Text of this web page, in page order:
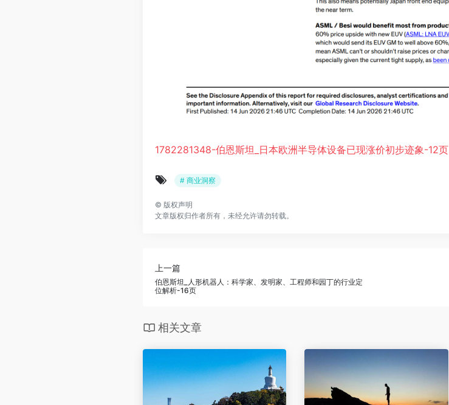
1782281348-伯恩斯坦_日本欧洲半导体设备已现涨价初步迹象-12页
# 商业洞察
© 版权声明
文章版权归作者所有，未经允许请勿转载。
上一篇
伯恩斯坦_人形机器人：科学家、发明家、工程师和园丁的行业定
位解析-16页
相关文章